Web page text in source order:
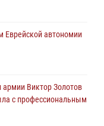
Еврейской автономии
армии Виктор Золотов
с профессиональным